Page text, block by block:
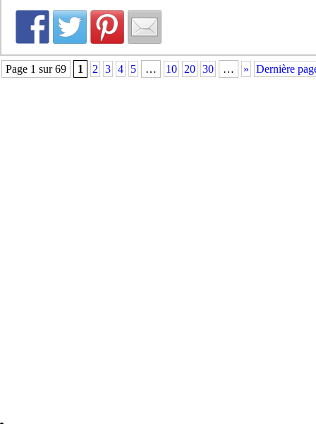
Page 1 sur 69 1 2 3 4 5 … 10 20 30 … » Dernière